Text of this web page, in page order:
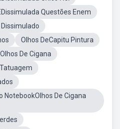
Questões Enem
Olhos DeCapitu Pintura
De Cigana
NotebookOlhos De Cigana